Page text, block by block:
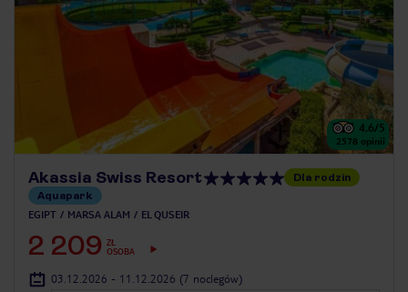
4.6/5
2578 opinii
Akassia Swiss Resort
Dla rodzin
Aquapark
EGIPT MARSA ALAM EL QUSEIR
2 209 ZŁ
OSOBA
03.12.2026 - 11.12.2026 (7 noclegów)